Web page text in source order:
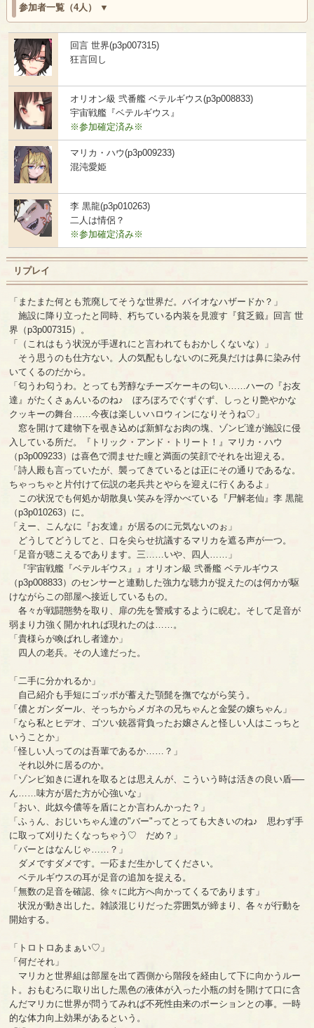
参加者一覧（4人）
回言 世界(p3p007315)
狂言回し
オリオン級 弐番艦 ベテルギウス(p3p008833)
宇宙戦艦『ベテルギウス』
※参加確定済み※
マリカ・ハウ(p3p009233)
混沌愛姫
李 黒龍(p3p010263)
二人は情侶？
※参加確定済み※
リプレイ
「またまた何とも荒廃してそうな世界だ。バイオなハザードか？」
施設に降り立ったと同時、朽ちている内装を見渡す『貧乏籤』回言 世
界（p3p007315）。
「（これはもう状況が手遅れにと言われてもおかしくないな）」
そう思うのも仕方ない。人の気配もしないのに死臭だけは鼻に染み付
いてくるのだから。
「匂うわ匂うわ。とっても芳醇なチーズケーキの匂い……ハーの『お友
達』がたくさぁんいるのね♪ ぼろぼろでぐずぐず、しっとり艶やかな
クッキーの舞台……今夜は楽しいハロウィンになりそうね♡」
窓を開けて建物下を覗き込めば新鮮なお肉の塊、ゾンビ達が施設に侵
入している所だ。『トリック・アンド・トリート！』マリカ・ハウ
（p3p009233）は喜色で潤ませた瞳と満面の笑顔でそれを出迎える。
「詩人殿も言っていたが、襲ってきているとは正にその通りであるな。
ちゃっちゃと片付けて伝説の老兵共とやらを迎えに行くあるよ」
この状況でも何処か胡散臭い笑みを浮かべている『尸解老仙』李 黒龍
（p3p010263）に。
「えー、こんなに『お友達』が居るのに元気ないのぉ」
どうしてどうしてと、口を尖らせ抗議するマリカを遮る声が一つ。
「足音が聴こえるであります。三……いや、四人……」
『宇宙戦艦『ベテルギウス』』オリオン級 弐番艦 ベテルギウス
（p3p008833）のセンサーと連動した強力な聴力が捉えたのは何かが駆
けながらこの部屋へ接近しているもの。
各々が戦闘態勢を取り、扉の先を警戒するように睨む。そして足音が
弱まり力強く開かれれば現れたのは……。
「貴様らが喚ばれし者達か」
四人の老兵。その人達だった。
「二手に分かれるか」
自己紹介も手短にゴッポが蓄えた顎髭を撫でながら笑う。
「儂とガンダール、そっちからメガネの兄ちゃんと金髪の嬢ちゃん」
「なら私とヒデオ、ゴツい銃器背負ったお嬢さんと怪しい人はこっちと
いうことか」
「怪しい人ってのは吾輩であるか……？」
それ以外に居るのか。
「ゾンビ如きに遅れを取るとは思えんが、こういう時は活きの良い盾──
ん……味方が居た方が心強いな」
「おい、此奴今儂等を盾にとか言わんかった？」
「ふぅん、おじいちゃん達の"バー"ってとっても大きいのね♪ 思わず手
に取って刈りたくなっちゃう♡ だめ？」
「バーとはなんじゃ……？」
ダメですダメです。一応まだ生かしてください。
ベテルギウスの耳が足音の追加を捉える。
「無数の足音を確認、徐々に此方へ向かってくるであります」
状況が動き出した。雑談混じりだった雰囲気が締まり、各々が行動を
開始する。
「トロトロあまぁい♡」
「何だそれ」
マリカと世界組は部屋を出て西側から階段を経由して下に向かうルー
ト。おもむろに取り出した黒色の液体が入った小瓶の封を開けて口に含
んだマリカに世界が問うてみれば不死性由来のポーションとの事。一時
的な体力向上効果があるという。